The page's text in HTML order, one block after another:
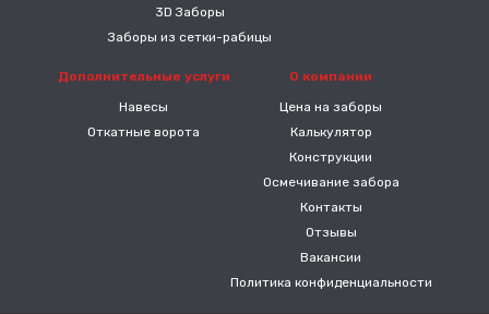
3D Заборы
Заборы из сетки-рабицы
Дополнительные услуги
Навесы
Откатные ворота
О компании
Цена на заборы
Калькулятор
Конструкции
Осмечивание забора
Контакты
Отзывы
Вакансии
Политика конфиденциальности